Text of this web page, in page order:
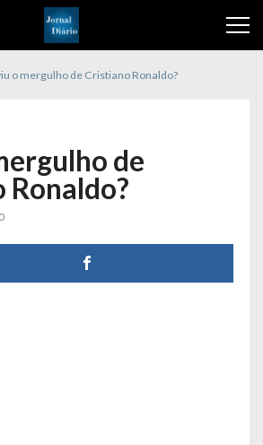
o mergulho de Cristiano Ronaldo?
de
0